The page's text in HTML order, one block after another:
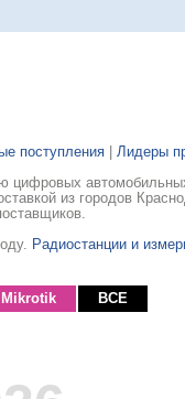
поступления Лидеры
из городов
Радиостанции и
Mikrotik ВСЕ